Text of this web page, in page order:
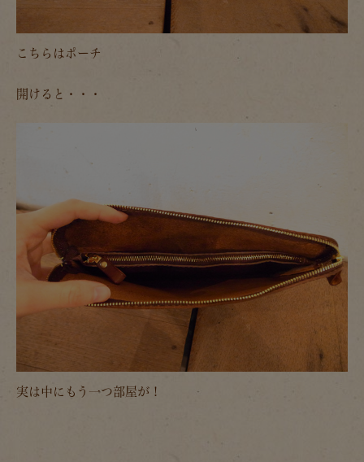
こちらはポーチ
開けると・・・
実は中にもう一つ部屋が！